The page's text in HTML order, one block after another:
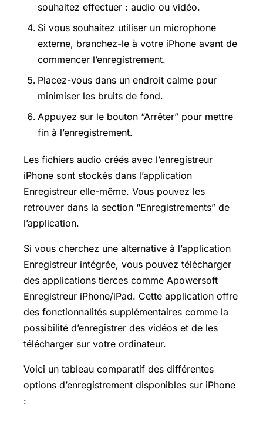
souhaitez effectuer : audio ou vidéo.
Si vous souhaitez utiliser un microphone
externe, branchez-le à votre iPhone avant de
commencer l’enregistrement.
Placez-vous dans un endroit calme pour
minimiser les bruits de fond.
Appuyez sur le bouton “Arrêter” pour mettre
fin à l’enregistrement.
Les fichiers audio créés avec l’enregistreur
iPhone sont stockés dans l’application
Enregistreur elle-même. Vous pouvez les
retrouver dans la section “Enregistrements” de
l’application.
Si vous cherchez une alternative à l’application
Enregistreur intégrée, vous pouvez télécharger
des applications tierces comme Apowersoft
Enregistreur iPhone/iPad. Cette application offre
des fonctionnalités supplémentaires comme la
possibilité d’enregistrer des vidéos et de les
télécharger sur votre ordinateur.
Voici un tableau comparatif des différentes
options d’enregistrement disponibles sur iPhone
: